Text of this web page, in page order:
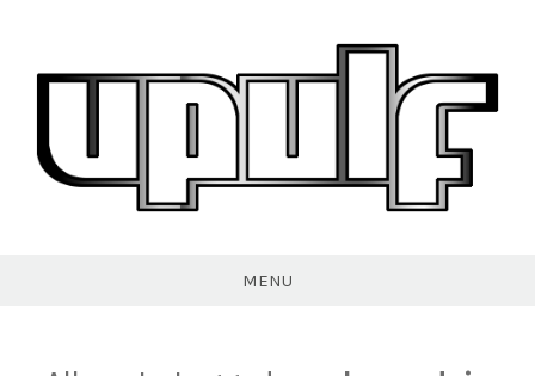
content
MENU